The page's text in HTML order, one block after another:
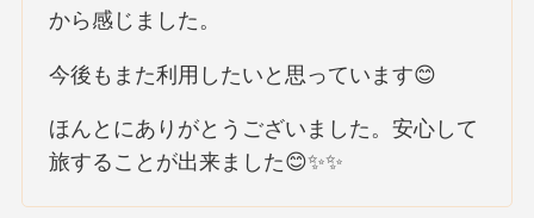
から感じました。
今後もまた利用したいと思っています😊
ほんとにありがとうございました。安心して
旅することが出来ました😊✨✨